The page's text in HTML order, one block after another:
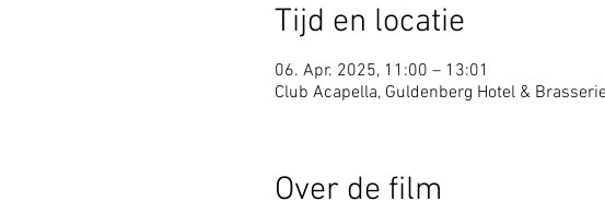
Tijd en locatie
06. Apr. 2025, 11:00 – 13:01
Club Acapella, Guldenberg Hotel &
Over de film